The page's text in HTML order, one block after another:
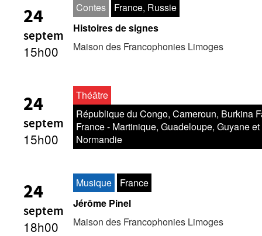
le Pole Francophone à Limoges
Missions
24
septem
15h00
Contes
France, Russie
Histoires de signes
Maison des Francophonies Limoges
24
septem
15h00
Théâtre
République du Congo, Cameroun, Burkina
France - Martinique, Guadeloupe, Guyane et
Normandie
Le Silence des tabous
Jean Moulin - MAD Limoges
24
septem
18h00
Musique
France
Jérôme Pinel
Maison des Francophonies Limoges